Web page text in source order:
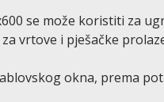
se može koristiti za
vrtove i pješačke
okna, prema